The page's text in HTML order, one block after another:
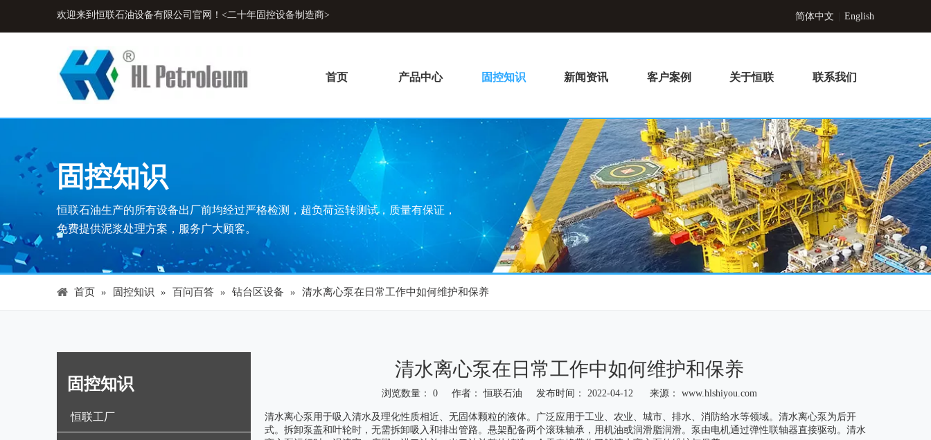
欢迎来到恒联石油设备有限公司官网！<二十年固控设备制造商> 简体中文 English
首页 产品中心 固控知识 新闻资讯 客户案例 关于恒联 联系我们
固控知识
恒联石油生产的所有设备出厂前均经过严格检测，超负荷运转测试，质量有保证，
免费提供泥浆处理方案，服务广大顾客。
首页 » 固控知识 » 百问百答 » 钻台区设备 » 清水离心泵在日常工作中如何维护和保养
固控知识
恒联工厂
清水离心泵在日常工作中如何维护和保养
浏览数量： 0 作者： 恒联石油 发布时间： 2022-04-12 来源： www.hlshiyou.com
["wechat","weibo","qzone","douban","email"]
清水离心泵用于吸入清水及理化性质相近、无固体颗粒的液体。广泛应用于工业、农业、城市、排水、消防给水等领域。清水离心泵为后开
式。拆卸泵盖和叶轮时，无需拆卸吸入和排出管路。悬架配备两个滚珠轴承，用机油或润滑脂润滑。泵由电机通过弹性联轴器直接驱动。清水